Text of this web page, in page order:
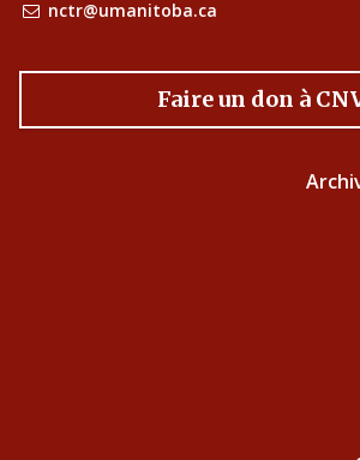
nctr@umanitoba.ca
Faire un don à